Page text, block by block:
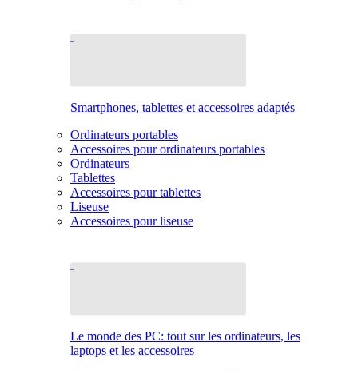
Smartphones, tablettes et accessoires adaptés
Ordinateurs portables
Accessoires pour ordinateurs portables
Ordinateurs
Tablettes
Accessoires pour tablettes
Liseuse
Accessoires pour liseuse
Le monde des PC: tout sur les ordinateurs, les
laptops et les accessoires